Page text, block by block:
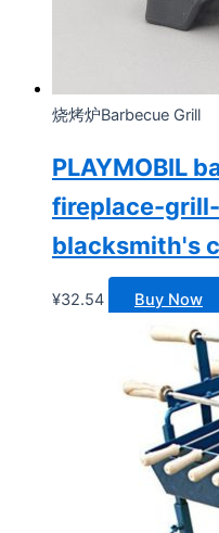
烧烤炉Barbecue Grill
PLAYMOBIL
fireplace-
blacksmith's
¥32.54 Buy Now